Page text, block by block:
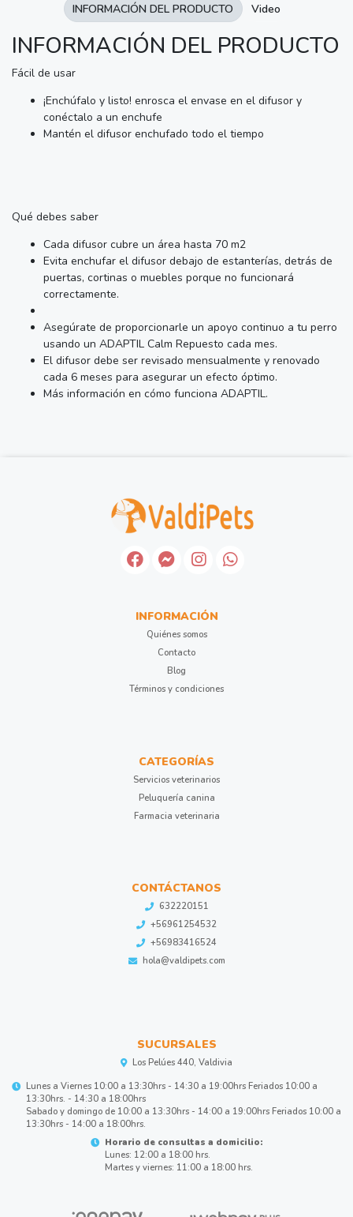
INFORMACIÓN DEL PRODUCTO
Fácil de usar
¡Enchúfalo y listo! enrosca el envase en el difusor y
conéctalo a un enchufe
Mantén el difusor enchufado todo el tiempo
Qué debes saber
Cada difusor cubre un área hasta 70 m2
Evita enchufar el difusor debajo de estanterías, detrás de
puertas, cortinas o muebles porque no funcionará
correctamente.
Asegúrate de proporcionarle un apoyo continuo a tu perro
usando un ADAPTIL Calm Repuesto cada mes.
El difusor debe ser revisado mensualmente y renovado
cada 6 meses para asegurar un efecto óptimo.
Más información en cómo funciona ADAPTIL.
INFORMACIÓN DEL PRODUCTO Video
INFORMACIÓN
Quiénes somos
Contacto
Blog
Términos y condiciones
CATEGORÍAS
Servicios veterinarios
Peluquería canina
Farmacia veterinaria
CONTÁCTANOS
632220151
+56961254532
+56983416524
hola@valdipets.com
SUCURSALES
Los Pelúes 440, Valdivia
Lunes a Viernes 10:00 a 13:30hrs - 14:30 a 19:00hrs Feriados 10:00 a
13:30hrs. - 14:30 a 18:00hrs
Sabado y domingo de 10:00 a 13:30hrs - 14:00 a 19:00hrs Feriados 10:00 a
13:30hrs - 14:00 a 18:00hrs.
Horario de consultas a domicilio:
Lunes: 12:00 a 18:00 hrs.
Martes y viernes: 11:00 a 18:00 hrs.